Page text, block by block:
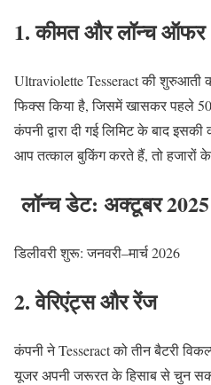
1. कीमत और लॉन्च ऑफर
Ultraviolette Tesseract की शुरुआती
फिक्स किया है, जिसमें खासकर पहले
कंपनी द्वारा दी गई लिमिट के बाद
आप तत्काल बुकिंग करते हैं, तो हजारों
लॉन्च डेट: अक्टूबर 2025
डिलीवरी शुरू: जनवरी–मार्च 2026
2. वेरिएंट्स और रेंज
कंपनी ने Tesseract को तीन बैटरी
यूजर अपनी जरूरत के हिसाब से चुन